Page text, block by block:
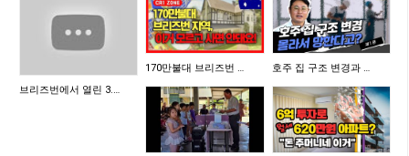
브리즈번에서 열린 3.…
170만불대 브리즈번 … 호주 집 구조 변경과 …